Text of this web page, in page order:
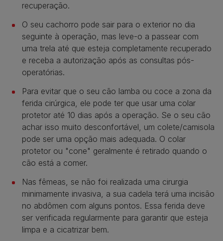
recuperação.
O seu cachorro pode sair para o exterior no dia
seguinte à operação, mas leve-o a passear com
uma trela até que esteja completamente recuperado
e receba a autorização após as consultas pós-
operatórias.
Para evitar que o seu cão lamba ou coce a zona da
ferida cirúrgica, ele pode ter que usar uma colar
protetor até 10 dias após a operação. Se o seu cão
achar isso muito desconfortável, um colete/camisola
pode ser uma opção mais adequada. O colar
protetor ou "cone" geralmente é retirado quando o
cão está a comer.
Nas fêmeas, se não foi realizada uma cirurgia
minimamente invasiva, a sua cadela terá uma incisão
no abdômen com alguns pontos. Essa ferida deve
ser verificada regularmente para garantir que esteja
limpa e a cicatrizar bem.